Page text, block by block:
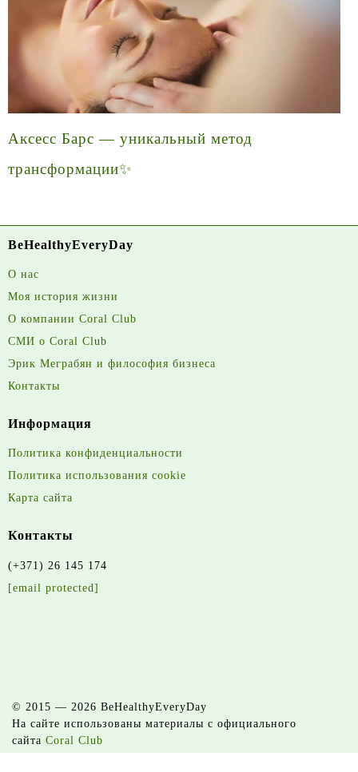
Аксесс Барс — уникальный метод
трансформации✨
BeHealthyEveryDay
О нас
Моя история жизни
О компании Coral Club
СМИ о Coral Club
Эрик Меграбян и философия бизнеса
Контакты
Информация
Политика конфиденциальности
Политика использования cookie
Карта сайта
Контакты
(+371) 26 145 174
[email protected]
© 2015 — 2026 BeHealthyEveryDay
На сайте использованы материалы с официального
сайта Coral Club